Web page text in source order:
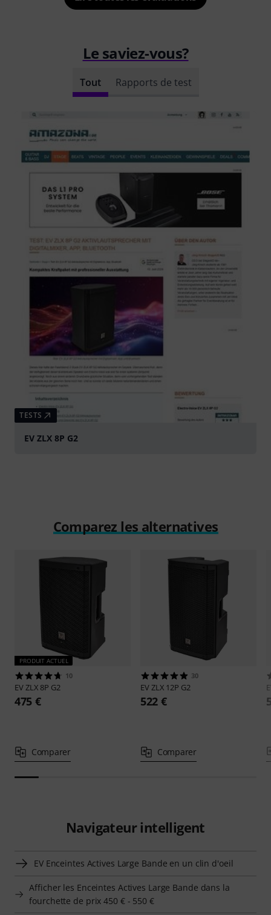
Le saviez-vous?
Tout Rapports de test
TESTS
EV ZLX 8P G2
Comparez les alternatives
PRODUIT ACTUEL
10
EVZLX 8P G2
475 €
Comparer
30
EVZLX 12P G2
522 €
Comparer
Navigateur intelligent
EV Enceintes Actives Large Bande en un clin d'oeil
Afficher les Enceintes Actives Large Bande dans la
fourchette de prix 450 € - 550 €